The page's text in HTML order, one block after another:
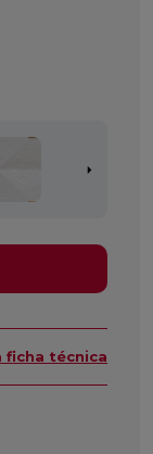
ficha técnica